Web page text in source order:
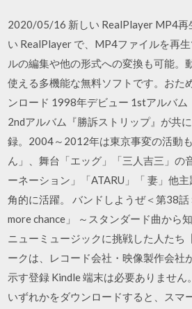
2020/05/16 新しい RealPlayer MP4再
い RealPlayer で、MP4ファイルを再
ルの編集や他の形式への変換も可能。
使える多機能な無料ソフトです。おた
ンロード 1998年デビュー 1stアルバム
2ndアルバム『勝訴ストリップ』が共
録。2004～2012年は東京事変の活動
ん」、舞台「エッグ」「三人吉三」の
ーネーション」「ATARU」「 妻」他
角的に活躍。 バンドしようぜ＜第38
more chance」 ～スタンダード曲から
ニューミュージックに挑戦した人たち
ークは、レコード会社・映像製作会社
示す登録 Kindle 端末は必要ありません
いずれかをダウンロードすると、スマ